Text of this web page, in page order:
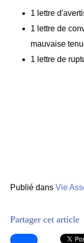
1 lettre
1 lettre de
mauvaise
1 lettre de
Publié dans Vie
Partager cet article